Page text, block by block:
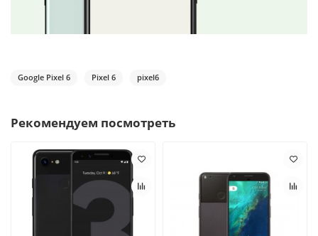
Google Pixel 6 Pixel 6 pixel6
Рекомендуем посмотреть